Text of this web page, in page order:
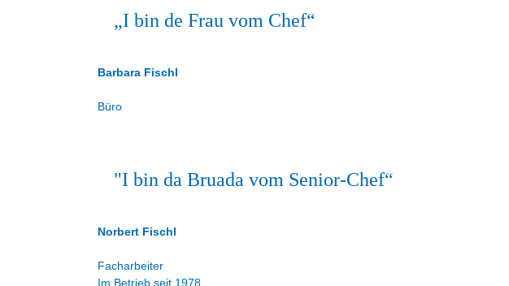
„I bin de Frau vom Chef“
Barbara Fischl
Büro
"I bin da Bruada vom Senior-Chef“
Norbert Fischl
Facharbeiter
Im Betrieb seit 1978